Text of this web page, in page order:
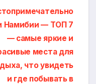
Намибии — ТОП 7
— самые яркие и
места для
что увидеть
и где побывать в